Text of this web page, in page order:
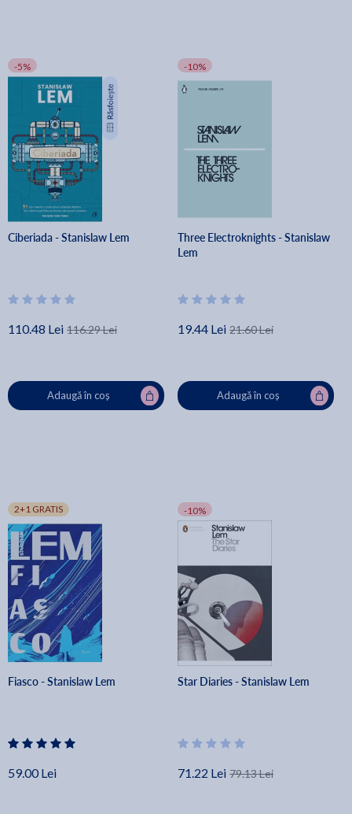
-5%
Ciberiada - Stanislaw Lem
110.48 Lei 116.29 Lei
Adaugă în coș
-10%
Three Electroknights - Stanislaw
Lem
19.44 Lei 21.60 Lei
Adaugă în coș
2+1 GRATIS
Fiasco - Stanislaw Lem
59.00 Lei
-10%
Star Diaries - Stanislaw Lem
71.22 Lei 79.13 Lei